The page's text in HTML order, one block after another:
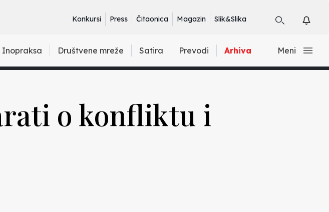
Konkursi Press Čitaonica Magazin Slik&Slika
Inopraksa Društvene mreže Satira Prevodi Arhiva Meni
o konfliktu i